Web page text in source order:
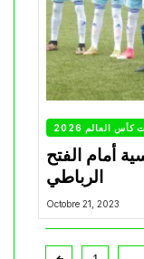
العالم 2026
أمام الفتح
الرباطي
Octobre 21, 2023